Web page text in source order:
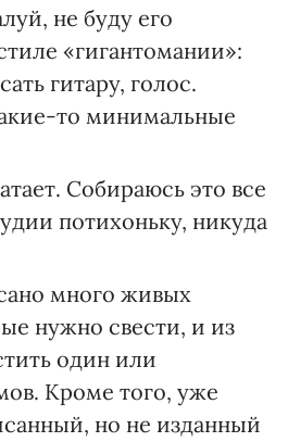
не буду его
«гигантомании»:
гитару, голос.
то минимальные
Собираюсь это все
потихоньку, никуда
много живых
нужно свести, и из
один или
Кроме того, уже
но не изданный